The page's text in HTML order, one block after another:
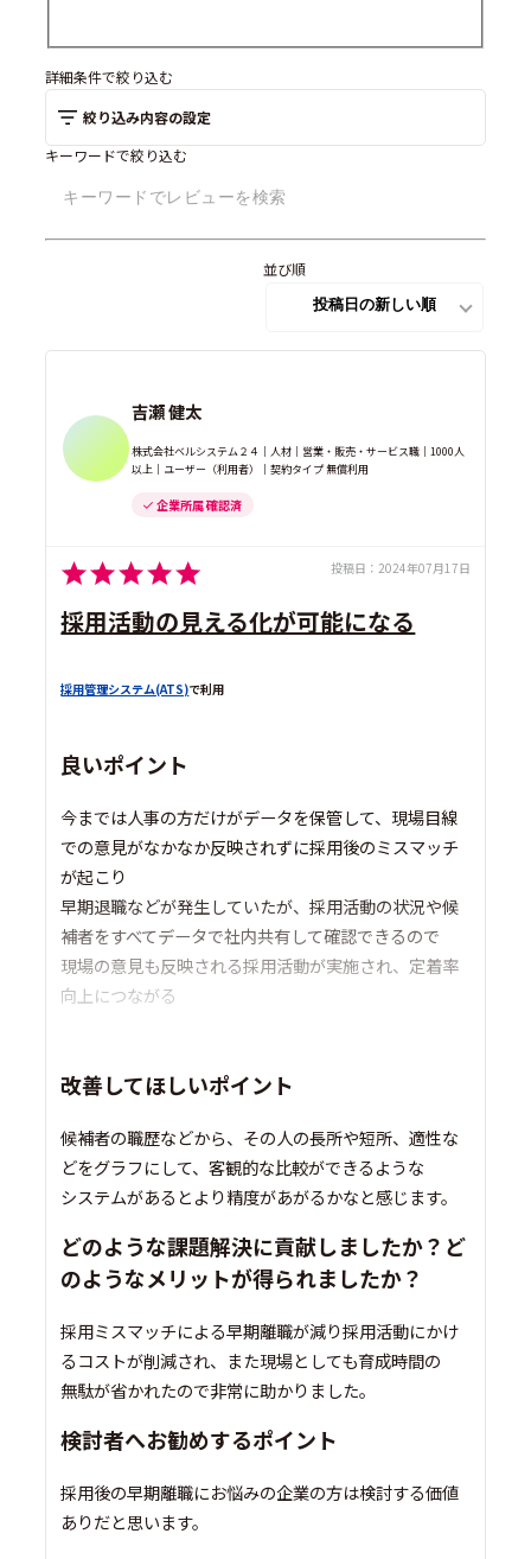
詳細条件で絞り込む
絞り込み内容の設定
キーワードで絞り込む
並び順
吉瀬 健太
株式会社ベルシステム２４｜人材｜営業・販売・サービス職｜1000人
以上｜ユーザー（利用者）｜契約タイプ 無償利用
企業所属 確認済
投稿日： 2024年07月17日
採用活動の見える化が可能になる
採用管理システム(ATS)で利用
良いポイント
今までは人事の方だけがデータを保管して、現場目線
での意見がなかなか反映されずに採用後のミスマッチ
が起こり
早期退職などが発生していたが、採用活動の状況や候
補者をすべてデータで社内共有して確認できるので
現場の意見も反映される採用活動が実施され、定着率
向上につながる
改善してほしいポイント
候補者の職歴などから、その人の長所や短所、適性な
どをグラフにして、客観的な比較ができるような
システムがあるとより精度があがるかなと感じます。
どのような課題解決に貢献しましたか？ど
のようなメリットが得られましたか？
採用ミスマッチによる早期離職が減り採用活動にかけ
るコストが削減され、また現場としても育成時間の
無駄が省かれたので非常に助かりました。
検討者へお勧めするポイント
採用後の早期離職にお悩みの企業の方は検討する価値
ありだと思います。